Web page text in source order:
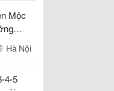
Mộc
Hà Nội
4-5